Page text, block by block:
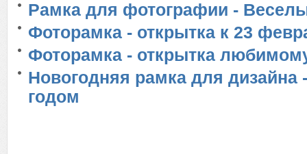
Рамка для фотографии -
Фоторамка - открытка к 23
Фоторамка - открытка
Новогодняя рамка для
годом